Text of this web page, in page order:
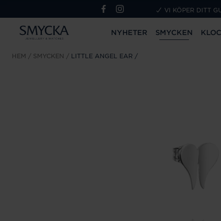
VI KÖPER DITT
NYHETER SMYCKEN
HEM SMYCKEN LITTLE ANGEL EAR